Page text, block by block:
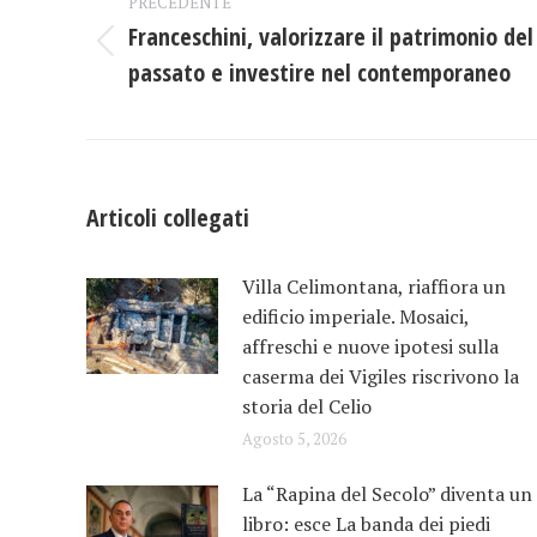
tra
Post
precedente:
Franceschini, valorizzare il patrimonio del
passato e investire nel contemporaneo
Articoli collegati
Villa Celimontana, riaffiora un
edificio imperiale. Mosaici,
affreschi e nuove ipotesi sulla
caserma dei Vigiles riscrivono la
storia del Celio
Agosto 5, 2026
La “Rapina del Secolo” diventa un
libro: esce La banda dei piedi